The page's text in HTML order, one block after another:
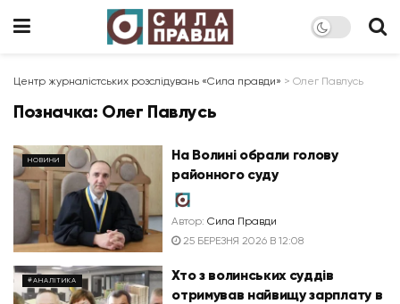
Центр журналістських розслідувань «Сила правди» > Олег Павлусь
Позначка: Олег Павлусь
НОВИНИ
На Волині обрали голову
районного суду
Автор: Сила Правди
25 БЕРЕЗНЯ 2026 В 12:08
#АНАЛІТИКА
Хто з волинських суддів
отримував найвищу зарплату в